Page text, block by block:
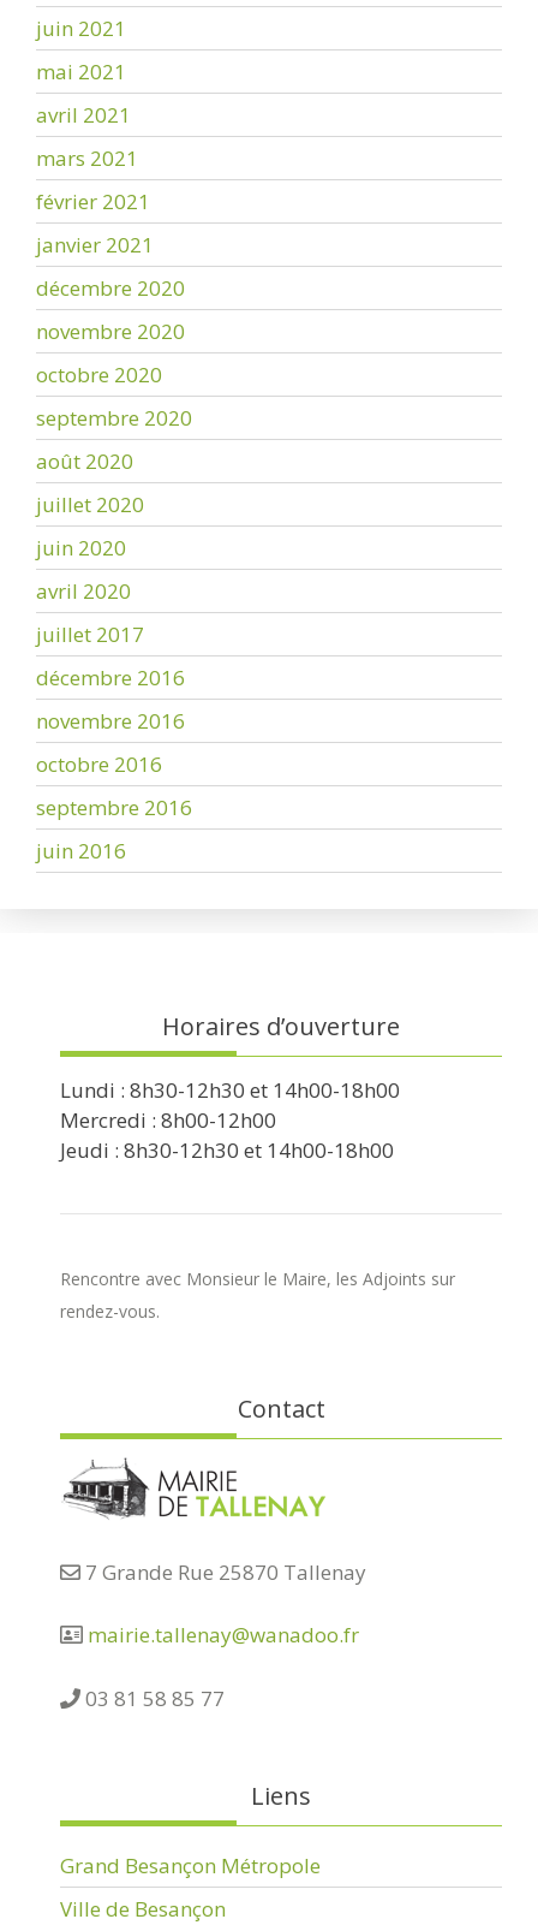
juin 2021
mai 2021
avril 2021
mars 2021
février 2021
janvier 2021
décembre 2020
novembre 2020
octobre 2020
septembre 2020
août 2020
juillet 2020
juin 2020
avril 2020
juillet 2017
décembre 2016
novembre 2016
octobre 2016
septembre 2016
juin 2016
Horaires d’ouverture
Lundi : 8h30-12h30 et 14h00-18h00
Mercredi : 8h00-12h00
Jeudi : 8h30-12h30 et 14h00-18h00
Rencontre avec Monsieur le Maire, les Adjoints sur
rendez-vous.
Contact
7 Grande Rue 25870 Tallenay
mairie.tallenay@wanadoo.fr
03 81 58 85 77
Liens
Grand Besançon Métropole
Ville de Besançon